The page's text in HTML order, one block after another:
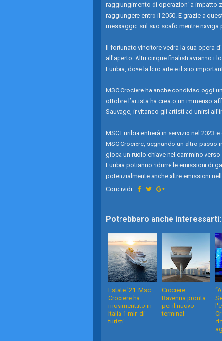
raggiungimento di operazioni a impatto
raggiungere entro il 2050. E grazie a
messaggio sul suo scafo mentre naviga
Il fortunato vincitore vedrà la sua opera
all'aperto. Altri cinque finalisti avranno i
Euribia, dove la loro arte e il suo
MSC Crociere ha anche condiviso oggi
ottobre l’artista ha creato un immenso
Sauvage, invitando gli artisti ad unirsi
MSC Euribia entrerà in servizio nel 2023
MSC Crociere, segnando un altro passo
gioca un ruolo chiave nel cammino
Euribia potranno ridurre le emissioni di
potenzialmente anche altre emissioni
Condividi:
Potrebbero anche interessarti:
Estate '21: Msc
Crociere ha
movimentato in
Italia 1 mln di
turisti
Crociere:
Ravenna pronta
per il nuovo
terminal